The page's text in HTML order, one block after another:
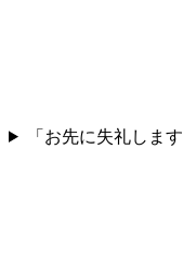
「お先に失礼しま